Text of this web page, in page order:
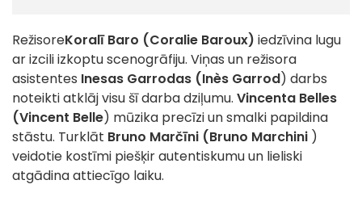
RežisoreKoralī Baro (Coralie Baroux) iedzīvina lugu
ar izcili izkoptu scenogrāfiju. Viņas un režisora
asistentes Inesas Garrodas (Inès Garrod) darbs
noteikti atklāj visu šī darba dziļumu. Vincenta Belles
(Vincent Belle) mūzika precīzi un smalki papildina
stāstu. Turklāt Bruno Marčīni (Bruno Marchini )
veidotie kostīmi piešķir autentiskumu un lieliski
atgādina attiecīgo laiku.